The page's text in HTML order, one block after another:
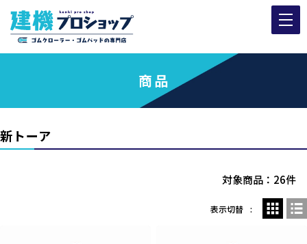
商品
新トーア
対象商品：26件
表示切替